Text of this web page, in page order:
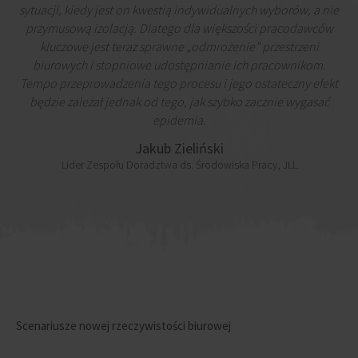
sytuacji, kiedy jest on kwestią indywidualnych wyborów, a nie
przymusową izolacją. Dlatego dla większości pracodawców
kluczowe jest teraz sprawne „odmrożenie” przestrzeni
biurowych i stopniowe udostępnianie ich pracownikom.
Tempo przeprowadzenia tego procesu i jego ostateczny efekt
będzie zależał jednak od tego, jak szybko zacznie wygasać
epidemia.
Jakub Zieliński
Lider Zespołu Doradztwa ds. Środowiska Pracy, JLL
Scenariusze nowej rzeczywistości biurowej